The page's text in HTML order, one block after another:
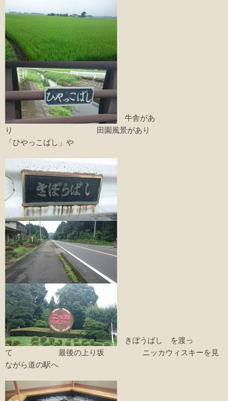
牛舎があ
り 田園風景があり
「ひやっこばし」や
きぼうばし を渡っ
て 最後の上り坂 ニッカウィスキーを見
ながら道の駅へ